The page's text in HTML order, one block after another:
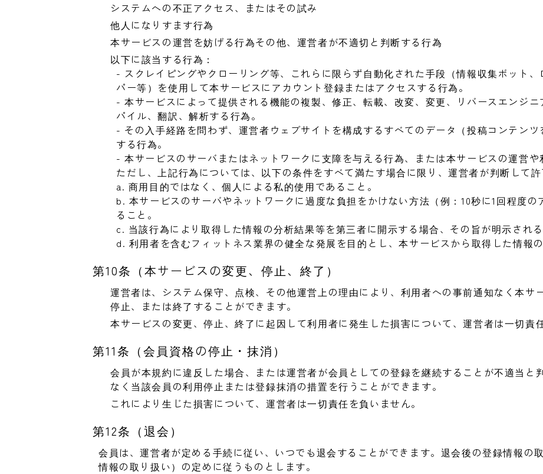
システムへの不正アクセス、またはその試み
他人になりすます行為
本サービスの運営を妨げる行為その他、運営者が不適切と判断する行為
以下に該当する行為：
- スクレイピングやクローリング等、これらに限らず自動化された手段（情報収集ボット
パー等）を使用して本サービスにアカウント登録またはアクセスする行為。
- 本サービスによって提供される機能の複製、修正、転載、改変、変更、リバースエンジ
パイル、翻訳、解析する行為。
- その入手経路を問わず、運営者ウェブサイトを構成するすべてのデータ（投稿コンテン
する行為。
- 本サービスのサーバまたはネットワークに支障を与える行為、または本サービスの運営や
ただし、上記行為については、以下の条件をすべて満たす場合に限り、運営者が判断して許
a. 商用目的ではなく、個人による私的使用であること。
b. 本サービスのサーバやネットワークに過度な負担をかけない方法（例：10秒に1回程度
ること。
c. 当該行為により取得した情報の分析結果等を第三者に開示する場合、その旨が明示される
d. 利用者を含むフィットネス業界の健全な発展を目的とし、本サービスから取得した情報
第10条（本サービスの変更、停止、終了）
運営者は、システム保守、点検、その他運営上の理由により、利用者への事前通知なく本サ
停止、または終了することができます。
本サービスの変更、停止、終了に起因して利用者に発生した損害について、運営者は一切責
第11条（会員資格の停止・抹消）
会員が本規約に違反した場合、または運営者が会員としての登録を継続することが不適当と
なく当該会員の利用停止または登録抹消の措置を行うことができます。
これにより生じた損害について、運営者は一切責任を負いません。
第12条（退会）
会員は、運営者が定める手続に従い、いつでも退会することができます。退会後の登録情報の
情報の取り扱い）の定めに従うものとします。